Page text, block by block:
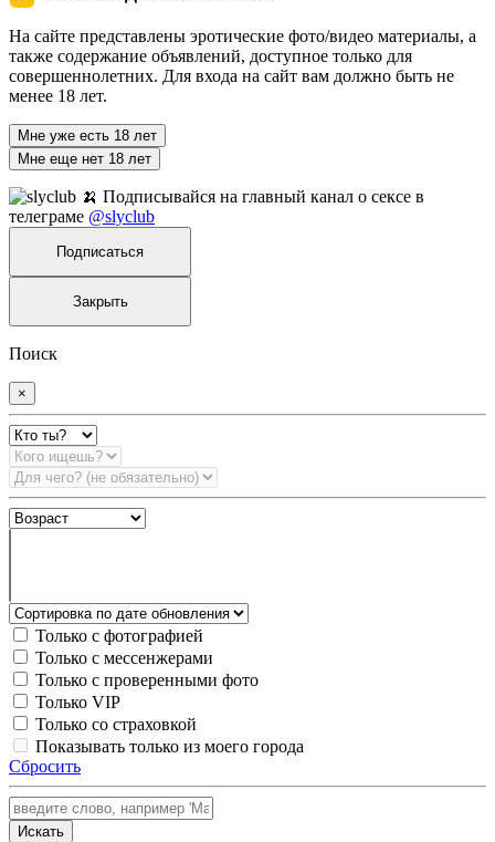
На сайте представлены эротические фото/видео материалы, а
также содержание объявлений, доступное только для
совершеннолетних. Для входа на сайт вам должно быть не
менее 18 лет.
Мне уже есть 18 лет
Мне еще нет 18 лет
🍌 Подписывайся на главный канал о сексе в
телеграме @slyclub
Подписаться
Закрыть
Поиск
×
Только с фотографией
Только с мессенжерами
Только с проверенными фото
Только VIP
Только со страховкой
Показывать только из моего города
Сбросить
Искать